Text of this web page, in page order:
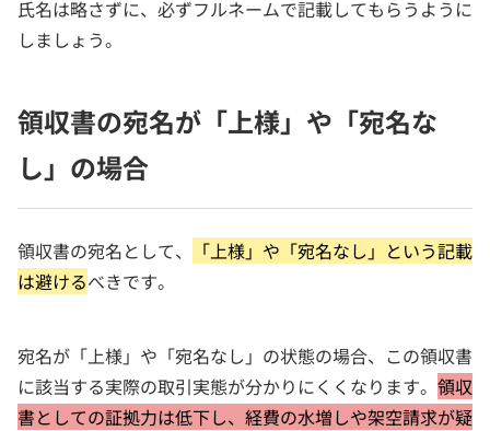
氏名は略さずに、必ずフルネームで記載してもらうように
しましょう。
領収書の宛名が「上様」や「宛名な
し」の場合
領収書の宛名として、
「上様」や「宛名なし」という記載
は避けるべきです。
宛名が「上様」や「宛名なし」の状態の場合、この領収書
に該当する実際の取引実態が分かりにくくなります。 領収
書としての証拠力は低下し、経費の水増しや架空請求が疑